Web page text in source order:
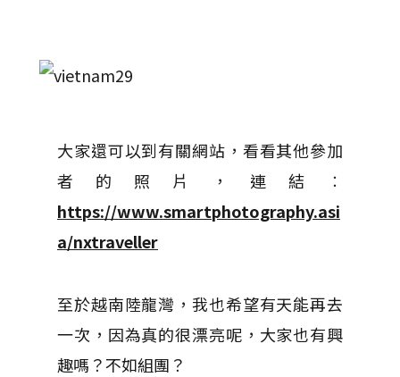
大家還可以到有關網站，看看其他參加
者的照片，連結︰
https://www.smartphotography.asi
a/nxtraveller
至於越南陸龍灣，我也希望有天能再去
一次，因為真的很漂亮呢，大家也有興
趣嗎？不如組團？